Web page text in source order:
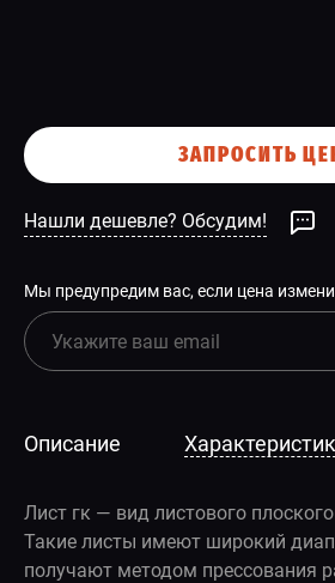
ЗАПРОСИТЬ
Нашли дешевле? Обсудим!
Мы предупредим вас, если цена
Описание
Лист гк — вид листового
Такие листы имеют широкий
получают методом прессования